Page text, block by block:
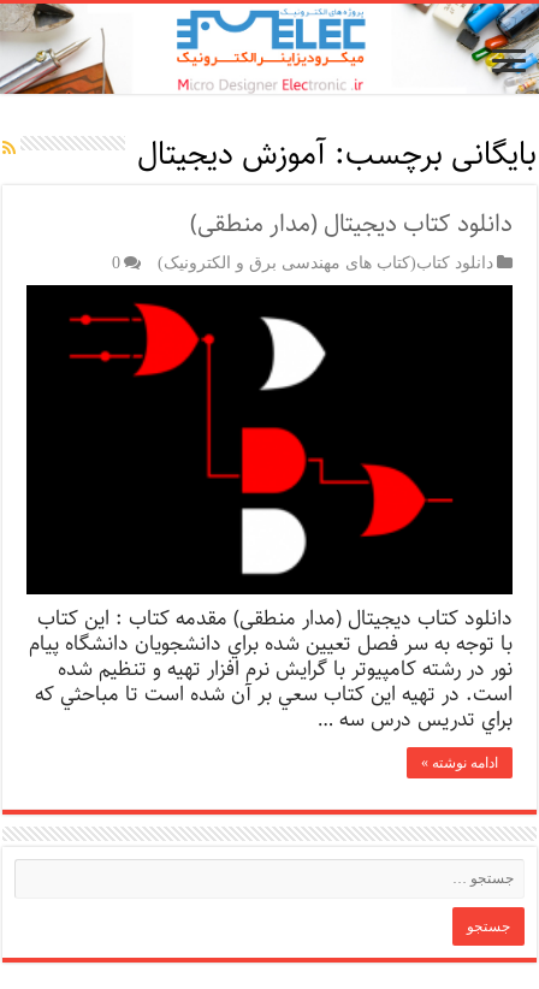
بایگانی برچسب:آموزش دیجیتال
دانلود کتاب دیجیتال (مدار منطقی)
دانلود کتاب(کتاب های مهندسی برق و الکترونیک) 0
دانلود کتاب دیجیتال (مدار منطقی) مقدمه کتاب : اين كتاب
با توجه به سر فصل تعيين شده براي دانشجويان دانشگاه پيام
نور در رشته كامپيوتر با گرايش نرم افزار تهيه و تنظيم شده
است. در تهيه اين كتاب سعي بر آن شده است تا مباحثي كه
براي تدريس درس سه …
ادامه نوشته »